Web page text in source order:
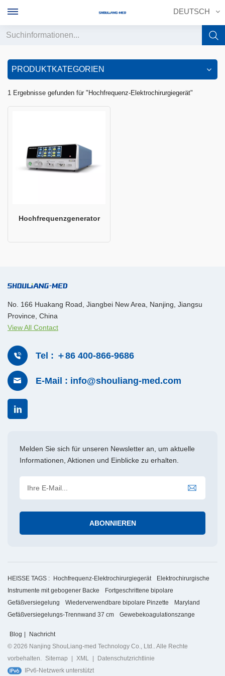
DEUTSCH
English
français
PRODUKTKATEGORIEN
1 Ergebnisse gefunden für "Hochfrequenz-Elektrochirurgiegerät"
Hochfrequenzgenerator
No. 166 Huakang Road, Jiangbei New Area, Nanjing, Jiangsu
Province, China
View All Contact
Tel : ＋86 400-866-9686
E-Mail : info@shouliang-med.com
Melden Sie sich für unseren Newsletter an, um aktuelle
Informationen, Aktionen und Einblicke zu erhalten.
HEISSE TAGS : Hochfrequenz-Elektrochirurgiegerät
Elektrochirurgische
Instrumente mit gebogener Backe
Fortgeschrittene bipolare
Gefäßversiegelung
Wiederverwendbare bipolare Pinzette
Maryland
Gefäßversiegelungs-Trennwand 37 cm
Gewebekoagulationszange
Blog |
Nachricht
© 2026 Nanjing ShouLiang-med Technology Co., Ltd.. Alle Rechte
vorbehalten.
Sitemap | XML |
Datenschutzrichtlinie
IPv6-Netzwerk unterstützt